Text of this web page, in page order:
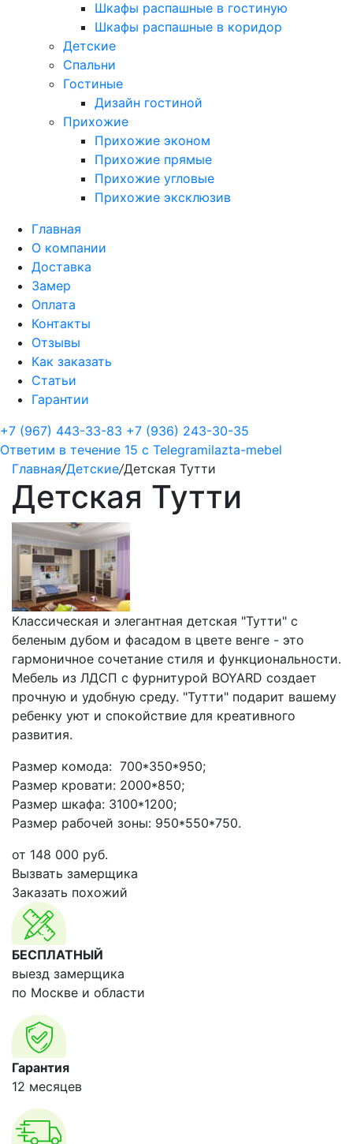
Шкафы распашные в гостиную
Шкафы распашные в коридор
Детские
Спальни
Гостиные
Дизайн гостиной
Прихожие
Прихожие эконом
Прихожие прямые
Прихожие угловые
Прихожие эксклюзив
Главная
О компании
Доставка
Замер
Оплата
Контакты
Отзывы
Как заказать
Статьи
Гарантии
+7 (967) 443-33-83 +7 (936) 243-30-35
Ответим в течение 15 с Telegramilazta-mebel
Главная/Детские/Детская Тутти
Детская Тутти
Классическая и элегантная детская "Тутти" с
беленым дубом и фасадом в цвете венге - это
гармоничное сочетание стиля и функциональности.
Мебель из ЛДСП с фурнитурой BOYARD создает
прочную и удобную среду. "Тутти" подарит вашему
ребенку уют и спокойствие для креативного
развития.
Размер комода: 700*350*950;
Размер кровати: 2000*850;
Размер шкафа: 3100*1200;
Размер рабочей зоны: 950*550*750.
от 148 000 руб.
Вызвать замерщика
Заказать похожий
БЕСПЛАТНЫЙ
выезд замерщика
по Москве и области
Гарантия
12 месяцев